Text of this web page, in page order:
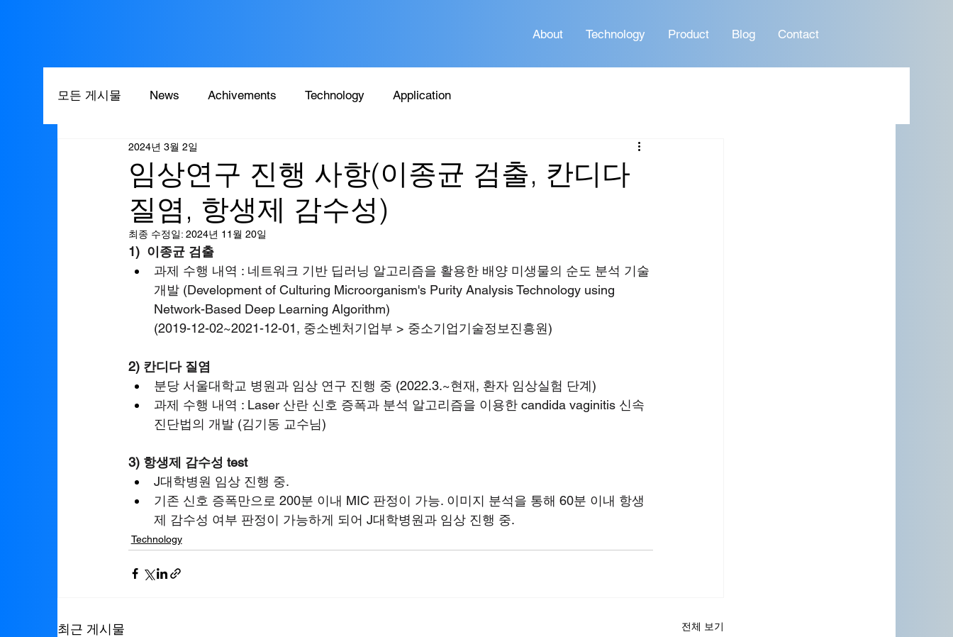
About Technology Product Blog Contact
모든 게시물 News Achivements Technology Application
임상연구 진행 사항(이종균 검출, 칸디다
질염, 항생제 감수성)
2024년 3월 2일
최종 수정일: 2024년 11월 20일
1)  이종균 검출
과제 수행 내역 : 네트워크 기반 딥러닝 알고리즘을 활용한 배양 미생물의 순도 분석 기술
개발 (Development of Culturing Microorganism's Purity Analysis Technology using
Network-Based Deep Learning Algorithm)
(2019-12-02~2021-12-01, 중소벤처기업부 > 중소기업기술정보진흥원)
2) 칸디다 질염
분당 서울대학교 병원과 임상 연구 진행 중 (2022.3.~현재, 환자 임상실험 단계)
과제 수행 내역 : Laser 산란 신호 증폭과 분석 알고리즘을 이용한 candida vaginitis 신속
진단법의 개발 (김기동 교수님)
3) 항생제 감수성 test
J대학병원 임상 진행 중.
기존 신호 증폭만으로 200분 이내 MIC 판정이 가능. 이미지 분석을 통해 60분 이내 항생
제 감수성 여부 판정이 가능하게 되어 J대학병원과 임상 진행 중.
Technology
최근 게시물 전체 보기